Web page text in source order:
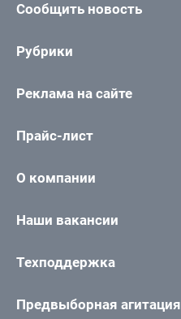
Сообщить новость
Рубрики
Реклама на сайте
Прайс-лист
О компании
Наши вакансии
Техподдержка
Предвыборная агитация